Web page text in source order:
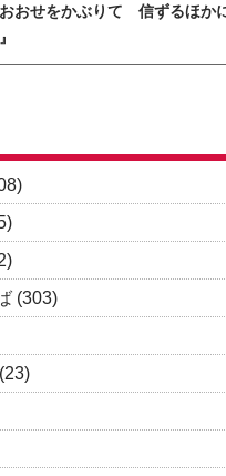
おおせをかぶりて 信ずるほか
(303)
(23)